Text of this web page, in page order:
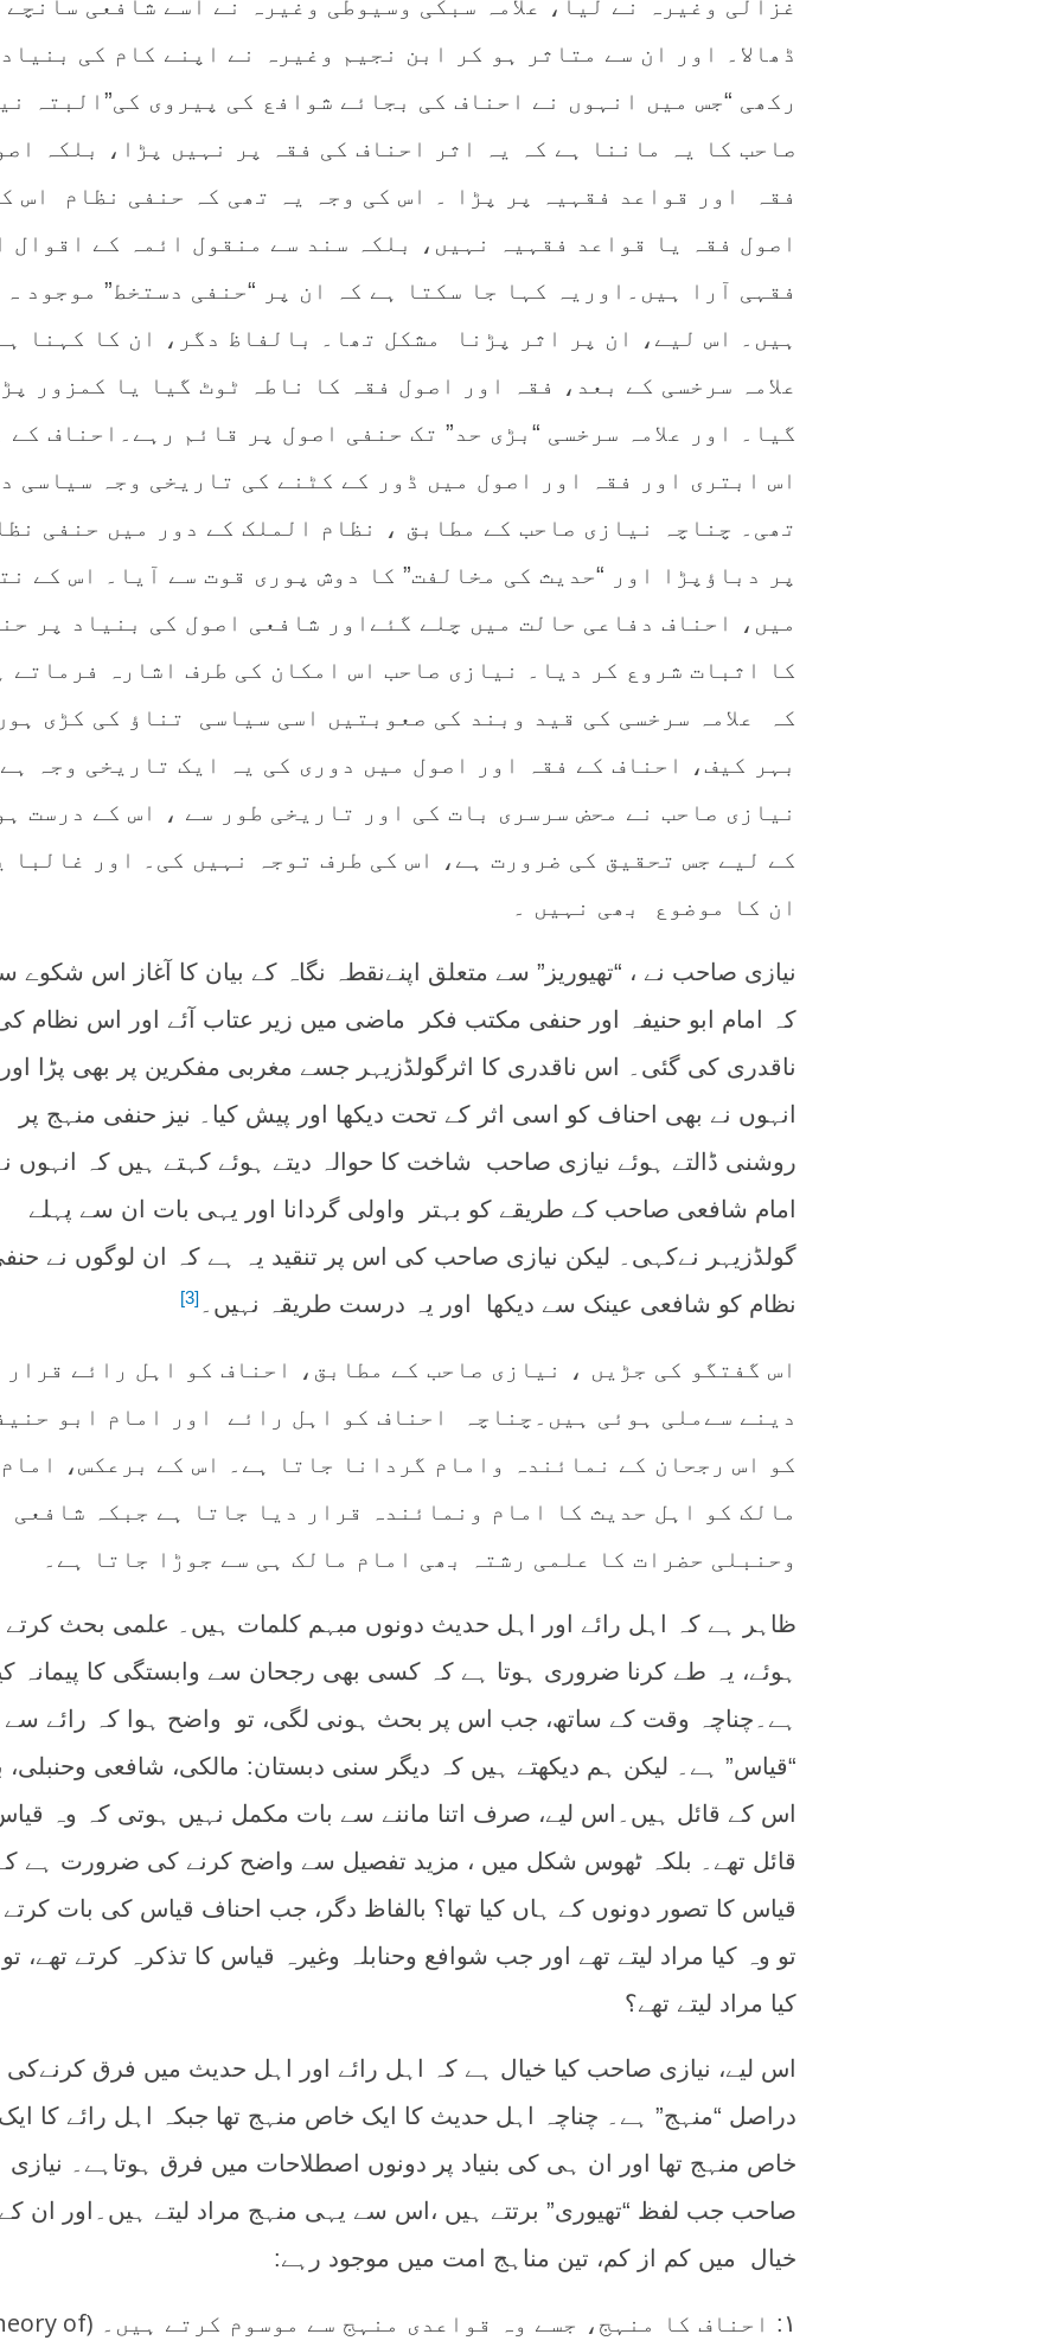
غزالی وغیرہ نے لیا، علامہ سبکی وسیوطی وغیرہ نے اسے شافعی سانچے
ڈھالا۔ اور ان سے متاثر ہو کر ابن نجیم وغیرہ نے اپنے کام کی بنیاد
رکھی “جس میں انہوں نے احناف کی بجائے شوافع کی پیروی کی”البتہ
صاحب کا یہ ماننا ہے کہ یہ اثر احناف کی فقہ پر نہیں پڑا، بلکہ
فقہ اور قواعد فقہیہ پر پڑا ۔ اس کی وجہ یہ تھی کہ حنفی نظام اس
اصول فقہ یا قواعد فقہیہ نہیں، بلکہ سند سے منقول ائمہ کے اقوال
فقہی آرا ہیں۔اوریہ کہا جا سکتا ہے کہ ان پر “حنفی دستخط” موجود ہ
ہیں۔ اس لیے، ان پر اثر پڑنا مشکل تھا۔ بالفاظ دگر، ان کا کہنا ہے
علامہ سرخسی کے بعد، فقہ اور اصول فقہ کا ناطہ ٹوٹ گیا یا کمزور پڑ
گیا۔ اور علامہ سرخسی “بڑی حد” تک حنفی اصول پر قائم رہے۔احناف کے
اس ابتری اور فقہ اور اصول میں ڈور کے کٹنے کی تاریخی وجہ سیاسی
تھی۔ چناچہ نیازی صاحب کے مطابق ، نظام الملک کے دور میں حنفی
پر دباؤپڑا اور “حدیث کی مخالفت” کا دوش پوری قوت سے آیا۔ اس کے
میں، احناف دفاعی حالت میں چلے گئےاور شافعی اصول کی بنیاد پر
کا اثبات شروع کر دیا۔ نیازی صاحب اس امکان کی طرف اشارہ فرماتے
کہ علامہ سرخسی کی قید وبند کی صعوبتیں اسی سیاسی تناؤ کی کڑی
بہر کیف، احناف کے فقہ اور اصول میں دوری کی یہ ایک تاریخی وجہ ہے
نیازی صاحب نے محض سرسری بات کی اور تاریخی طور سے ، اس کے درست
کے لیے جس تحقیق کی ضرورت ہے، اس کی طرف توجہ نہیں کی۔ اور غالبا
ان کا موضوع بھی نہیں ۔
نیازی صاحب نے ، “تھیوریز” سے متعلق اپنےنقطہ نگاہ کے بیان کا آغاز اس شکوے
کہ امام ابو حنیفہ اور حنفی مکتب فکر ماضی میں زیر عتاب آئے اور اس نظام
ناقدری کی گئی۔ اس ناقدری کا اثرگولڈزیہر جسے مغربی مفکرین پر بھی پڑا اور
انہوں نے بھی احناف کو اسی اثر کے تحت دیکھا اور پیش کیا۔ نیز حنفی منہج پر
روشنی ڈالتے ہوئے نیازی صاحب شاخت کا حوالہ دیتے ہوئے کہتے ہیں کہ انہوں
امام شافعی صاحب کے طریقے کو بہتر واولی گردانا اور یہی بات ان سے پہلے
گولڈزیہر نےکہی۔ لیکن نیازی صاحب کی اس پر تنقید یہ ہے کہ ان لوگوں نے
نظام کو شافعی عینک سے دیکھا اور یہ درست طریقہ نہیں۔[3]
اس گفتگو کی جڑیں ، نیازی صاحب کے مطابق، احناف کو اہل رائے قرار
دینے سےملی ہوئی ہیں۔چناچہ احناف کو اہل رائے اور امام ابو
کو اس رجحان کے نمائندہ وامام گردانا جاتا ہے۔ اس کے برعکس، امام
مالک کو اہل حدیث کا امام ونمائندہ قرار دیا جاتا ہے جبکہ شافعی
وحنبلی حضرات کا علمی رشتہ بھی امام مالک ہی سے جوڑا جاتا ہے۔
ظاہر ہے کہ اہل رائے اور اہل حدیث دونوں مبہم کلمات ہیں۔ علمی بحث کرتے
ہوئے، یہ طے کرنا ضروری ہوتا ہے کہ کسی بھی رجحان سے وابستگی کا پیمانہ
ہے۔چناچہ وقت کے ساتھ، جب اس پر بحث ہونی لگی، تو واضح ہوا کہ رائے سے
“قیاس” ہے۔ لیکن ہم دیکھتے ہیں کہ دیگر سنی دبستان: مالکی، شافعی وحنبلی،
اس کے قائل ہیں۔اس لیے، صرف اتنا ماننے سے بات مکمل نہیں ہوتی کہ وہ
قائل تھے۔ بلکہ ٹھوس شکل میں ، مزید تفصیل سے واضح کرنے کی ضرورت ہے کہ
قیاس کا تصور دونوں کے ہاں کیا تھا؟ بالفاظ دگر، جب احناف قیاس کی بات کرتے
تو وہ کیا مراد لیتے تھے اور جب شوافع وحنابلہ وغیرہ قیاس کا تذکرہ کرتے تھے، تو
کیا مراد لیتے تھے؟
اس لیے، نیازی صاحب کیا خیال ہے کہ اہل رائے اور اہل حدیث میں فرق کرنےکی
دراصل “منہج” ہے۔ چناچہ اہل حدیث کا ایک خاص منہج تھا جبکہ اہل رائے کا ایک
خاص منہج تھا اور ان ہی کی بنیاد پر دونوں اصطلاحات میں فرق ہوتاہے۔ نیازی
صاحب جب لفظ “تھیوری” برتتے ہیں ،اس سے یہی منہج مراد لیتے ہیں۔اور ان کے
خیال میں کم از کم، تین مناہج امت میں موجود رہے:
۱: احناف کا منہج، جسے وہ قواعدی منہج سے موسوم کرتے ہیں۔ of